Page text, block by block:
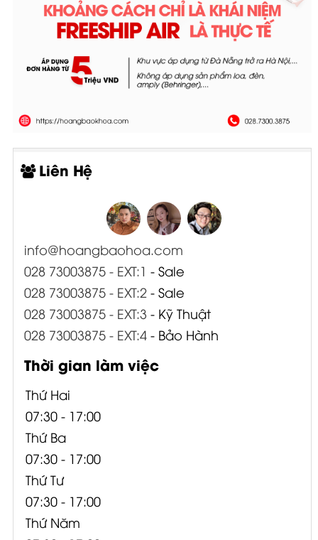
Liên Hệ
info@hoangbaohoa.com
028 73003875 - EXT:1 - Sale
028 73003875 - EXT:2- Sale
028 73003875 - EXT:3 - Kỹ Thuật
028 73003875 - EXT:4- Bảo Hành
Thời gian làm việc
Thứ Hai
07:30 - 17:00
Thứ Ba
07:30 - 17:00
Thứ Tư
07:30 - 17:00
Thứ Năm